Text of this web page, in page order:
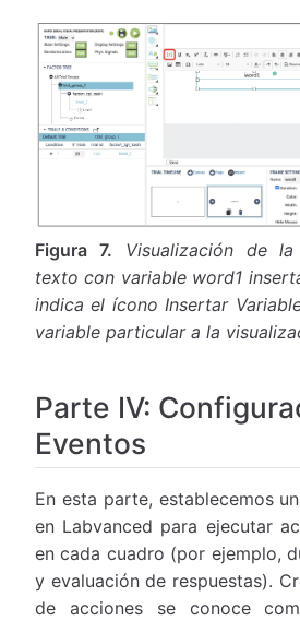
Figura 7.
Visualización de
texto con variable word1
indica el ícono Insertar
variable particular a la
Parte IV:
Eventos
En esta parte, establecemos
en Labvanced para ejecutar
en cada cuadro (por ejemplo,
y evaluación de respuestas).
de acciones se conoce